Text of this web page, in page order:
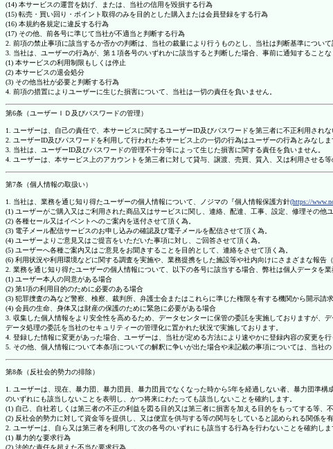
(14) 本サービスの運営を妨げ、または、当社の信用を毀損する行為
(15) 転売・買い回り・ポイント取得のみを目的とした購入または会員登録をする行為
(16) 本規約各規定に違反する行為
(17) その他、前各号に準じて当社が不適当と判断する行為
2. 前項の禁止事項に該当するか否かの判断は、当社の裁量により行うものとし、当社は判断基準について
3. 当社は、ユーザーの行為が、第１項各号のいずれかに該当すると判断した場合、事前に通知すること
(1) 本サービスの利用制限もしくは停止
(2) 本サービスの退会処分
(3) その他当社が必要と判断する行為
4. 前項の措置によりユーザーに生じた損害について、当社は一切の責任を負いません。
第6条（ユーザーＩＤ及びパスワードの管理）
1. ユーザーは、自己の責任で、本サービスに関するユーザーID及びパスワードを第三者に不正利用されな
2. ユーザーID及びパスワードを利用して行われた本サービス上の一切の行為はユーザーの行為とみなしま
3. 当社は、ユーザーID及びパスワードの管理不十分等によって生じた損害に関する責任を負いません。
4. ユーザーは、本サービス上のアカウントを第三者に対して貸与、譲渡、売買、質入、又は利用させる等
第7条（個人情報の取扱い）
1. 当社は、業務を通じ知り得たユーザーの個人情報について、ノジマの『個人情報保護方針(https://
(1) ユーザーがご購入又はご利用された商品又はサービスに関し、連絡、配達、工事、設定、修理その他
(2) 各種セール又はイベントへのご案内を送付させて頂く為。
(3) 電子メール配信サービスのお申し込みの確認及び電子メールを配信させて頂く為。
(4) ユーザーよりご意見又はご提言をいただいた事項に対し、ご回答させて頂く為。
(5) ユーザーへ各種ご案内又はご意見をお聞きすることを目的として、連絡をさせて頂く為。
(6) 利用状況や利用環境などに関する調査を実施や、業務提携をした施設等や社内向けにさまざまな報
2. 業務を通じ知り得たユーザーの個人情報について、以下の各号に該当する場合、弊社は個人データを
(1) ユーザー本人の同意がある場合
(2) 第1項の利用目的のために必要のある場合
(3) 犯罪捜査の為など警察、検察、裁判所、弁護士会またはこれらに準じた権限を有する機関から開示請
(4) 会員の生命、身体又は財産の保護のために緊急に必要がある場合
3. 収集した個人情報をより安全性を高めるため、データセンターに保管の委託を実施しておりますが、
データ処理の委託を当社のセキュリティーの管理化に置かれた状況で実施しております。
4. 登録した情報に変更があった場合、ユーザーは、当社が定める方法により速やかに登録内容の変更を
5. その他、個人情報について本条項についての解釈に争いが出た場合や未記載の事項については、当社
第8条（反社会的勢力の排除）
1. ユーザーは、現在、暴力団、暴力団員、暴力団員でなくなった時から5年を経過しない者、暴力団準
のいずれにも該当しないことを表明し、かつ将来にわたっても該当しないことを確約します。
(1) 自己、自社若しくは第三者の不正の利益を図る目的又は第三者に損害を加える目的をもってする等、
(2) 反社会的勢力に対して資金等を提供し、又は便宜を供与する等の関与をしていると認められる関係を
2. ユーザーは、自ら又は第三者を利用して次の各号のいずれにも該当する行為を行わないことを確約しま
(1) 暴力的な要求行為
(2) 法的な責任を超えた不当な要求行為